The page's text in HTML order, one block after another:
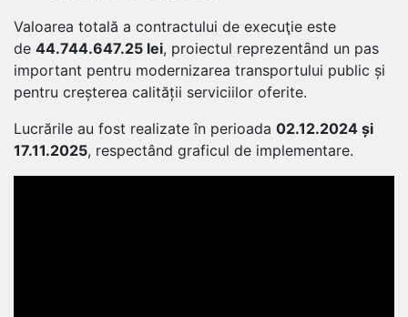
Valoarea totală a contractului de execuţie este
de 44.744.647.25 lei, proiectul reprezentȃnd un pas
important pentru modernizarea transportului public și
pentru creșterea calității serviciilor oferite.
Lucrările au fost realizate în perioada 02.12.2024 și
17.11.2025, respectând graficul de implementare.